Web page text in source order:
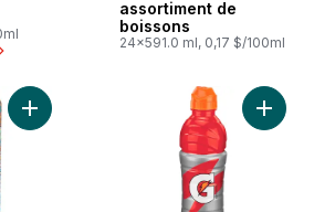
assortiment de
boissons
24x591.0 ml, 0,17 $/100ml
Ajouter Punch Mango Loco au panierAjouter